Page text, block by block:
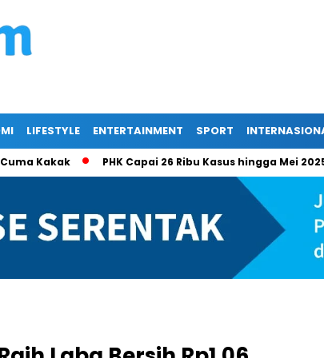
LIFESTYLE ENTERTAINMENT SPORT
Kakak PHK Capai 26 Ribu Kasus hingga Mei